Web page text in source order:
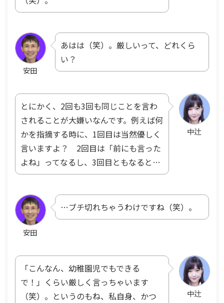
安田
あはは（笑）。厳しいって、どれくら
い？
中辻
とにかく、2回も3回も同じことを言わ
されることが大嫌いなんです。例えば何
かを指摘する時に、1回目は当然優しく
言いますよ？ 2回目は「前にも言った
よね」ってなるし、3回目ともなると…
安田
…ブチ切れちゃうわけですね（笑）。
中辻
「こんなん、幼稚園児でもできる
で！」くらい厳しく言っちゃいます
（笑）。というのもね、私自身、かつ